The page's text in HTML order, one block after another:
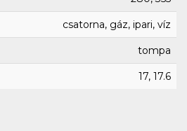
csatorna, gáz, ipari, víz
tompa
17, 17.6